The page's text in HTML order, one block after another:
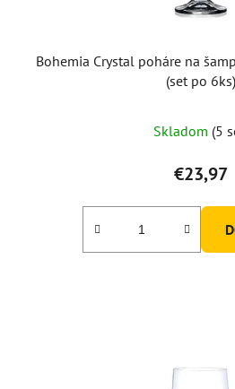
Bohemia Crystal poháre na
(set po 6ks)
Skladom (5
€23,97